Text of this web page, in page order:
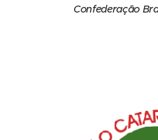
Confederação